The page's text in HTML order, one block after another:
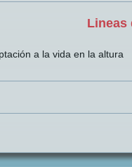
Lineas
a la vida en la altura